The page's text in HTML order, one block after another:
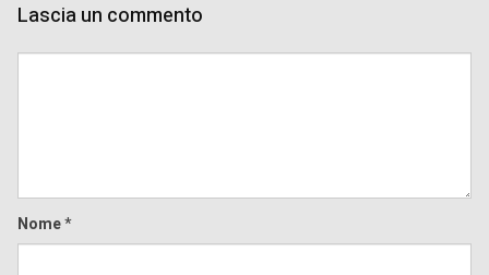
Lascia un commento
Nome*